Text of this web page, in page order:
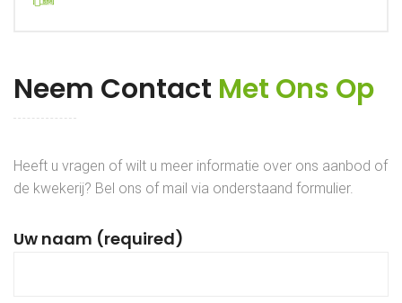
Neem Contact Met Ons Op
Heeft u vragen of wilt u meer informatie over ons aanbod of
de kwekerij? Bel ons of mail via onderstaand formulier.
Uw naam (required)